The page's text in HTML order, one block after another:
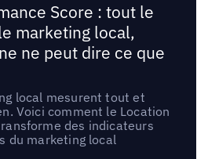
Score : tout le
marketing local,
ne peut dire ce que
local mesurent tout et
Voici comment le Location
des indicateurs
du marketing local